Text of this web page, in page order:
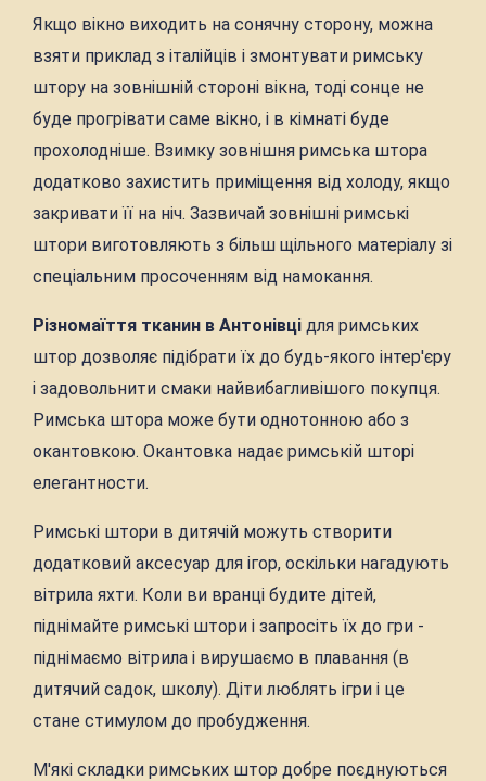
Якщо вікно виходить на сонячну сторону, можна
взяти приклад з італійців і змонтувати римську
штору на зовнішній стороні вікна, тоді сонце не
буде прогрівати саме вікно, і в кімнаті буде
прохолодніше. Взимку зовнішня римська штора
додатково захистить приміщення від холоду, якщо
закривати її на ніч. Зазвичай зовнішні римські
штори виготовляють з більш щільного матеріалу зі
спеціальним просоченням від намокання.
Різномаїття тканин в Антонівці для римських
штор дозволяє підібрати їх до будь-якого інтер'єру
і задовольнити смаки найвибагливішого покупця.
Римська штора може бути однотонною або з
окантовкою. Окантовка надає римській шторі
елегантности.
Римські штори в дитячій можуть створити
додатковий аксесуар для ігор, оскільки нагадують
вітрила яхти. Коли ви вранці будите дітей,
піднімайте римські штори і запросіть їх до гри -
піднімаємо вітрила і вирушаємо в плавання (в
дитячий садок, школу). Діти люблять ігри і це
стане стимулом до пробудження.
М'які складки римських штор добре поєднуються